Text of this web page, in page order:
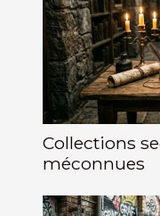
Collections
méconnues